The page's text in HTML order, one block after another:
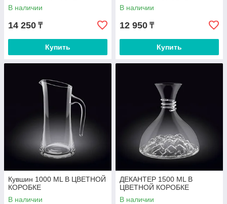
В наличии
14 250 ₸
Купить
В наличии
12 950 ₸
Купить
Кувшин 1000 ML В ЦВЕТНОЙ
КОРОБКЕ
В наличии
ДЕКАНТЕР 1500 ML В
ЦВЕТНОЙ КОРОБКЕ
В наличии